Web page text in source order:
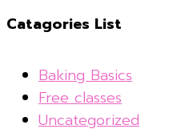
Catagories List
Baking Basics
Free classes
Uncategorized